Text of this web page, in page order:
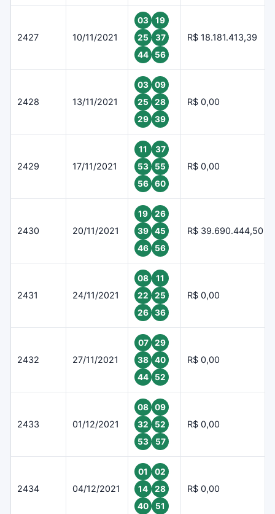
2427 10/11/2021
03
19
25
37
44
56
R$ 18.181.413,39
2428 13/11/2021
03
09
25
28
29
39
R$ 0,00
2429 17/11/2021
11
37
53
55
56
60
R$ 0,00
2430 20/11/2021
19
26
39
45
46
56
R$ 39.690.444,50
2431 24/11/2021
08
11
22
25
26
36
R$ 0,00
2432 27/11/2021
07
29
38
40
44
52
R$ 0,00
2433 01/12/2021
08
09
32
52
53
57
R$ 0,00
2434 04/12/2021
01
02
14
28
40
51
R$ 0,00